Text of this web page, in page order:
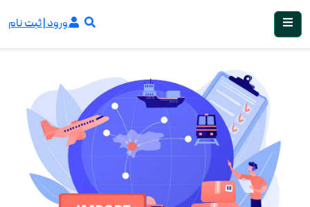
ورود | ثبت نام